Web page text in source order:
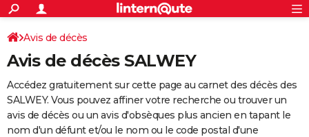
ACTUALITÉS
Politique
Société
Faits Divers
Education
Monde
Villes
+
SPORT
Coupe du monde 2026
Football
Tennis
Cyclisme
Rugby
Forum
Programme TV
TNT
Streaming
Cinéma
Sorties cinéma
Musique
+
FINANCE
Retraite
Epargne
Immobilier
Risques naturels par ville
Banque
Assurance
AUTO
Avis de décès
Avis de décès SALWEY
Accédez gratuitement sur cette page au carnet des décès des
SALWEY. Vous pouvez affiner votre recherche ou trouver un
avis de décès ou un avis d'obsèques plus ancien en tapant le
nom d'un défunt et/ou le nom ou le code postal d'une